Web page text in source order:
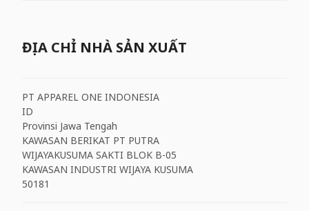
ĐỊA CHỈ NHÀ SẢN XUẤT
PT APPAREL ONE INDONESIA
ID
Provinsi Jawa Tengah
KAWASAN BERIKAT PT PUTRA
WIJAYAKUSUMA SAKTI BLOK B-05
KAWASAN INDUSTRI WIJAYA KUSUMA
50181